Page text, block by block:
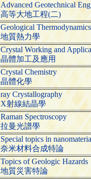
Advanced Geotechnical
高等大地工程(二)
Geological Thermodynamics
地質熱力學
Crystal Working and
晶體加工及應用
Crystal Chemistry
晶體化學
ray Crystallography
X射線結晶學
Raman Spectroscopy
拉曼光譜學
Special topics in
奈米材料合成特論
Topics of Geologic Hazards
地質災害特論